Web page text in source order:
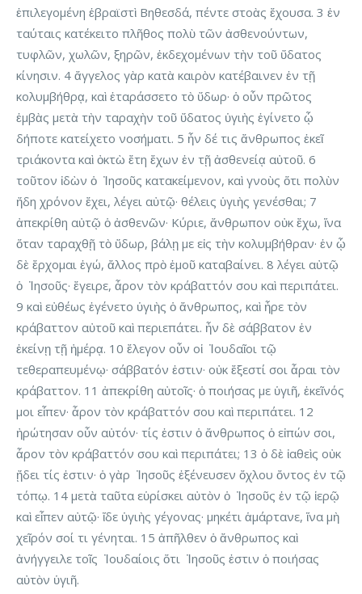
ἐπιλεγομένη ἑβραϊστὶ Βηθεσδά, πέντε στοὰς ἔχουσα. 3 ἐν
ταύταις κατέκειτο πλῆθος πολὺ τῶν ἀσθενούντων,
τυφλῶν, χωλῶν, ξηρῶν, ἐκδεχομένων τὴν τοῦ ὕδατος
κίνησιν. 4 ἄγγελος γὰρ κατὰ καιρὸν κατέβαινεν ἐν τῇ
κολυμβήθρᾳ, καὶ ἐταράσσετο τὸ ὕδωρ· ὁ οὖν πρῶτος
ἐμβὰς μετὰ τὴν ταραχὴν τοῦ ὕδατος ὑγιὴς ἐγίνετο ᾧ
δήποτε κατείχετο νοσήματι. 5 ἦν δέ τις ἄνθρωπος ἐκεῖ
τριάκοντα καὶ ὀκτὼ ἔτη ἔχων ἐν τῇ ἀσθενείᾳ αὐτοῦ. 6
τοῦτον ἰδὼν ὁ Ἰησοῦς κατακείμενον, καὶ γνοὺς ὅτι πολὺν
ἤδη χρόνον ἔχει, λέγει αὐτῷ· θέλεις ὑγιὴς γενέσθαι; 7
ἀπεκρίθη αὐτῷ ὁ ἀσθενῶν· Κύριε, ἄνθρωπον οὐκ ἔχω, ἵνα
ὅταν ταραχθῇ τὸ ὕδωρ, βάλῃ με εἰς τὴν κολυμβήθραν· ἐν ᾧ
δὲ ἔρχομαι ἐγώ, ἄλλος πρὸ ἐμοῦ καταβαίνει. 8 λέγει αὐτῷ
ὁ Ἰησοῦς· ἔγειρε, ἆρον τὸν κράβαττόν σου καὶ περιπάτει.
9 καὶ εὐθέως ἐγένετο ὑγιὴς ὁ ἄνθρωπος, καὶ ἦρε τὸν
κράβαττον αὐτοῦ καὶ περιεπάτει. ἦν δὲ σάββατον ἐν
ἐκείνῃ τῇ ἡμέρᾳ. 10 ἔλεγον οὖν οἱ Ἰουδαῖοι τῷ
τεθεραπευμένῳ· σάββατόν ἐστιν· οὐκ ἔξεστί σοι ἆραι τὸν
κράβαττον. 11 ἀπεκρίθη αὐτοῖς· ὁ ποιήσας με ὑγιῆ, ἐκεῖνός
μοι εἶπεν· ἆρον τὸν κράβαττόν σου καὶ περιπάτει. 12
ἠρώτησαν οὖν αὐτόν· τίς ἐστιν ὁ ἄνθρωπος ὁ εἰπών σοι,
ἆρον τὸν κράβαττόν σου καὶ περιπάτει; 13 ὁ δὲ ἰαθεὶς οὐκ
ᾔδει τίς ἐστιν· ὁ γὰρ Ἰησοῦς ἐξένευσεν ὄχλου ὄντος ἐν τῷ
τόπῳ. 14 μετὰ ταῦτα εὑρίσκει αὐτὸν ὁ Ἰησοῦς ἐν τῷ ἱερῷ
καὶ εἶπεν αὐτῷ· ἴδε ὑγιὴς γέγονας· μηκέτι ἁμάρτανε, ἵνα μὴ
χεῖρόν σοί τι γένηται. 15 ἀπῆλθεν ὁ ἄνθρωπος καὶ
ἀνήγγειλε τοῖς Ἰουδαίοις ὅτι Ἰησοῦς ἐστιν ὁ ποιήσας
αὐτὸν ὑγιῆ.